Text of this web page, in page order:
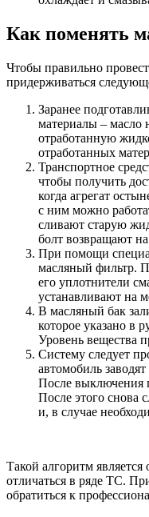
Как поменять
Чтобы правильно
придерживаться
Заранее
материалы – масло
отработанную
отработанных
Транспортное
чтобы получить
когда агрегат
с ним можно
сливают старую
болт возвращают
При помощи
масляный фильтр.
его уплотнители
устанавливают на
В масляный бак
которое указано в
Уровень вещества
Систему следует
автомобиль
После выключения
После этого снова
и, в случае
Такой алгоритм
отличаться в ряде ТС.
обратиться к